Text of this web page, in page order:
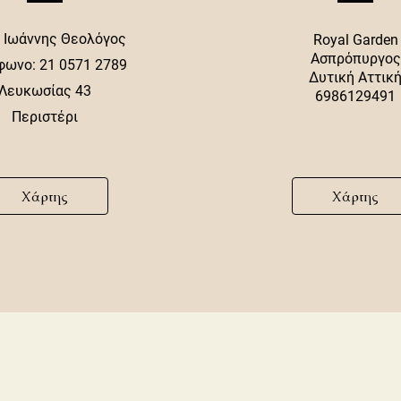
Ιωάννης Θεολόγος
21 0571 2789
43
Περιστέρι
Χάρτης
Royal Garden
Ασπρόπυργος
Δυτική Αττική
6986129491
Χάρτης